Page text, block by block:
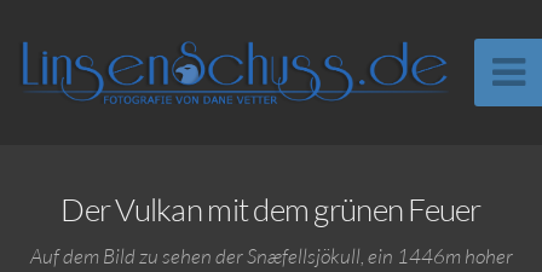
Der Vulkan mit dem grünen Feuer
Auf dem Bild zu sehen der Snæfellsjökull, ein 1446m hoher